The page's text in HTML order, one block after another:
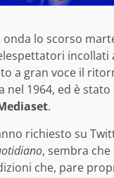
onda lo scorso
incollati
a gran voce il
nel 1964, ed è
.
richiesto su
, sembra
che, pare